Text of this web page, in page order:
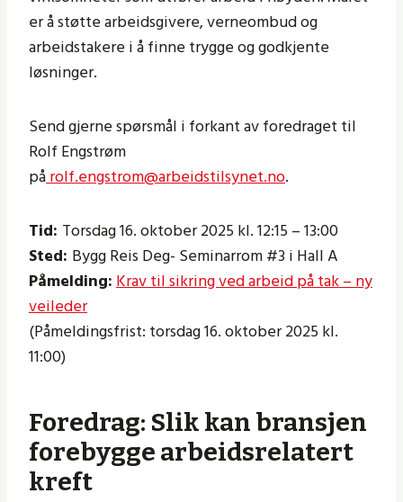
er å støtte arbeidsgivere, verneombud og
arbeidstakere i å finne trygge og godkjente
løsninger.
Send gjerne spørsmål i forkant av foredraget til
Rolf Engstrøm
pårolf.engstrom@arbeidstilsynet.no.
Tid: Torsdag 16. oktober 2025 kl. 12:15 – 13:00
Sted: Bygg Reis Deg- Seminarrom #3 i Hall A
Påmelding:Krav til sikring ved arbeid på tak – ny
veileder
(Påmeldingsfrist: torsdag 16. oktober 2025 kl.
11:00)
Foredrag: Slik kan bransjen
forebygge arbeidsrelatert
kreft